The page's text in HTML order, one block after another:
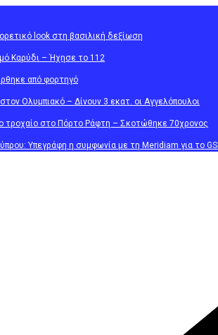
look στη βασιλική δεξίωση
Καρύδι – Ήχησε το 112
από φορτηγό
Ολυμπιακό – Δίνουν 3 εκατ. οι Αγγελόπουλοι
τροχαίο στο Πόρτο Ράφτη – Σκοτώθηκε 70χρονος
Υπεγράφη η συμφωνία με τη Meridiam για το GSI